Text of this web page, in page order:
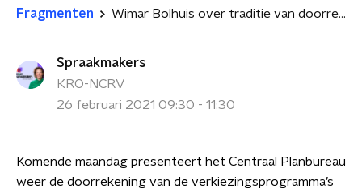
Fragmenten Wimar Bolhuis over traditie van doorrekening van de verkiezingsprogramma’s
Spraakmakers
KRO-NCRV
26 februari 2021 09:30 - 11:30
Komende maandag presenteert het Centraal Planbureau
weer de doorrekening van de verkiezingsprogramma’s